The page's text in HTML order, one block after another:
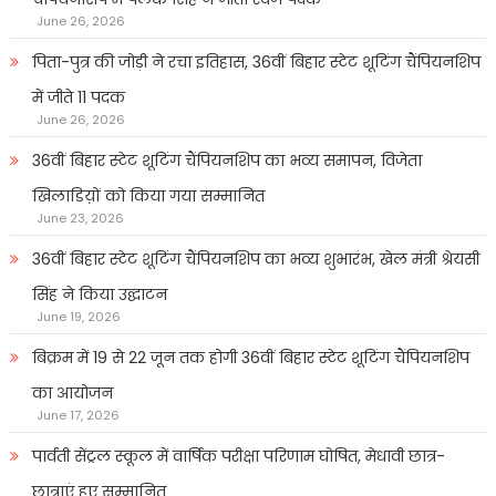
June 26, 2026
पिता-पुत्र की जोड़ी ने रचा इतिहास, 36वीं बिहार स्टेट शूटिंग चैंपियनशिप
में जीते 11 पदक
June 26, 2026
36वीं बिहार स्टेट शूटिंग चैंपियनशिप का भव्य समापन, विजेता
खिलाडिय़ों को किया गया सम्मानित
June 23, 2026
36वीं बिहार स्टेट शूटिंग चैंपियनशिप का भव्य शुभारंभ, खेल मंत्री श्रेयसी
सिंह ने किया उद्घाटन
June 19, 2026
बिक्रम में 19 से 22 जून तक होगी 36वीं बिहार स्टेट शूटिंग चैंपियनशिप
का आयोजन
June 17, 2026
पार्वती सेंट्रल स्कूल में वार्षिक परीक्षा परिणाम घोषित, मेधावी छात्र-